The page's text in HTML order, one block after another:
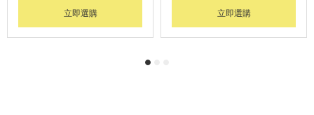
立即選購 立即選購